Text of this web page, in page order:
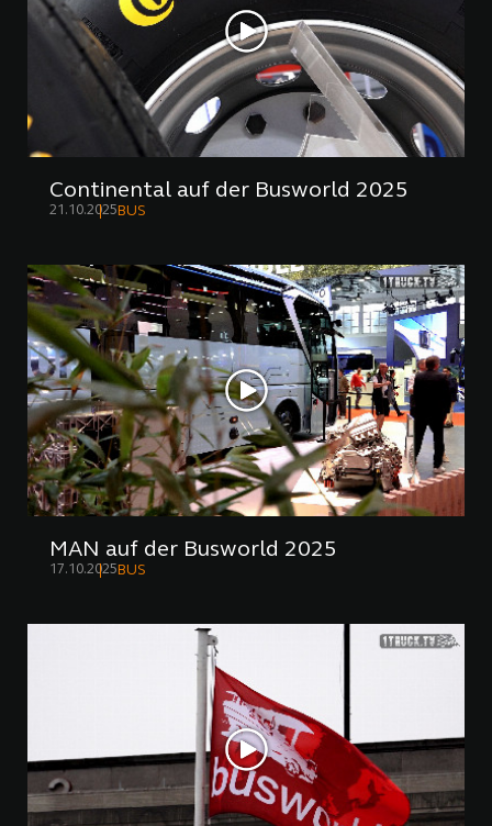
Continental auf der Busworld 2025
21.10.2025 BUS
MAN auf der Busworld 2025
17.10.2025 BUS